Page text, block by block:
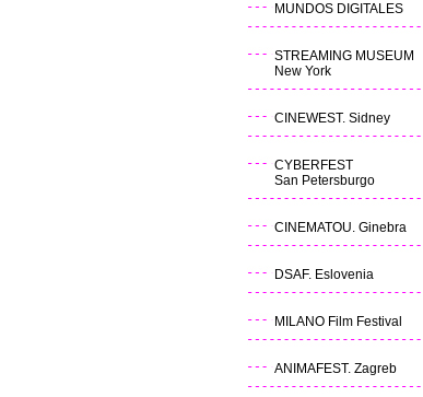
MUNDOS DIGITALES
STREAMING MUSEUM
New York
CINEWEST. Sidney
CYBERFEST
San Petersburgo
CINEMATOU. Ginebra
DSAF. Eslovenia
MILANO Film Festival
ANIMAFEST. Zagreb